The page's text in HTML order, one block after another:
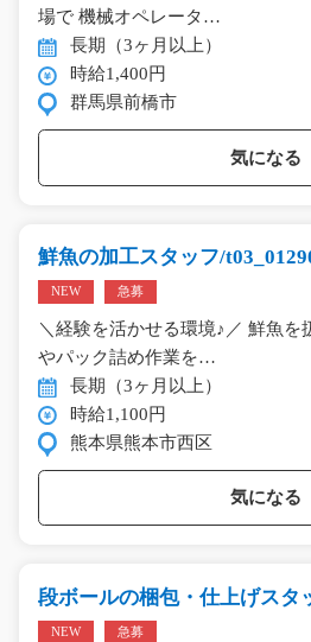
場で 機械オペレータ…
長期（3ヶ月以上）
時給1,400円
群馬県前橋市
気になる
鮮魚の加工スタッフ/
NEW 急募
＼経験を活かせる環境♪／ 鮮魚を
やパック詰め作業を…
長期（3ヶ月以上）
時給1,100円
熊本県熊本市西区
気になる
段ボールの梱包・仕上げスタ
NEW 急募